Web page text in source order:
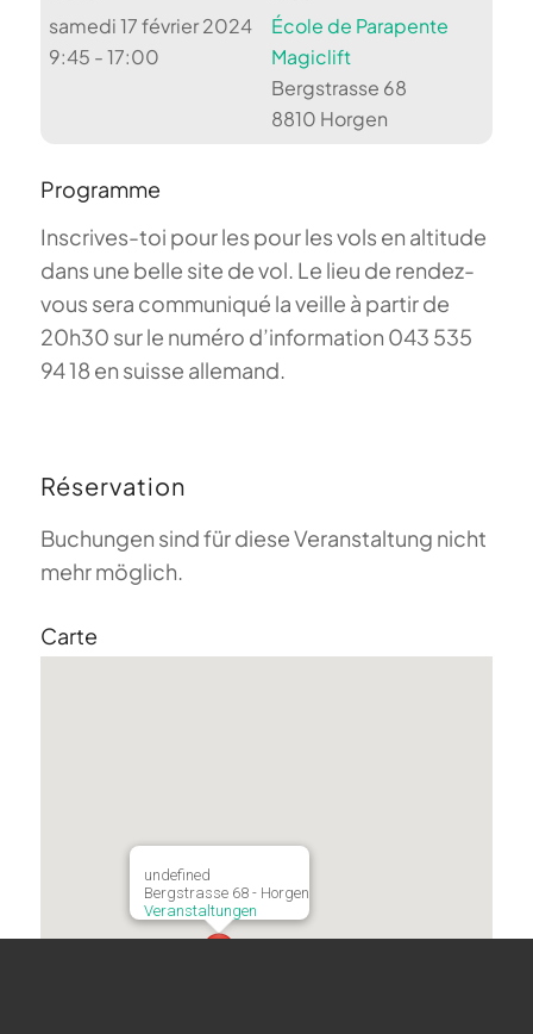
samedi 17 février 2024
9:45 - 17:00
École de Parapente
Magiclift
Bergstrasse 68
8810 Horgen
Programme
Inscrives-toi pour les pour les vols en altitude
dans une belle site de vol. Le lieu de rendez-
vous sera communiqué la veille à partir de
20h30 sur le numéro d’information 043 535
94 18 en suisse allemand.
Réservation
Buchungen sind für diese Veranstaltung nicht
mehr möglich.
Carte
undefined
Bergstrasse 68 - Horgen
Veranstaltungen